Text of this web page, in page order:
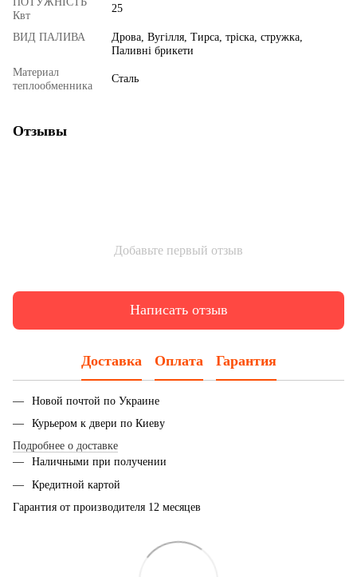
Квт
25
ВИД ПАЛИВА
Дрова, Вугілля, Тирса, тріска, стружка,
Паливні брикети
Материал
теплообменника
Сталь
Отзывы
Добавьте первый отзыв
Написать отзыв
Доставка Оплата Гарантия
Новой почтой по Украине
Курьером к двери по Киеву
Подробнее о доставке
Наличными при получении
Кредитной картой
Гарантия от производителя 12 месяцев